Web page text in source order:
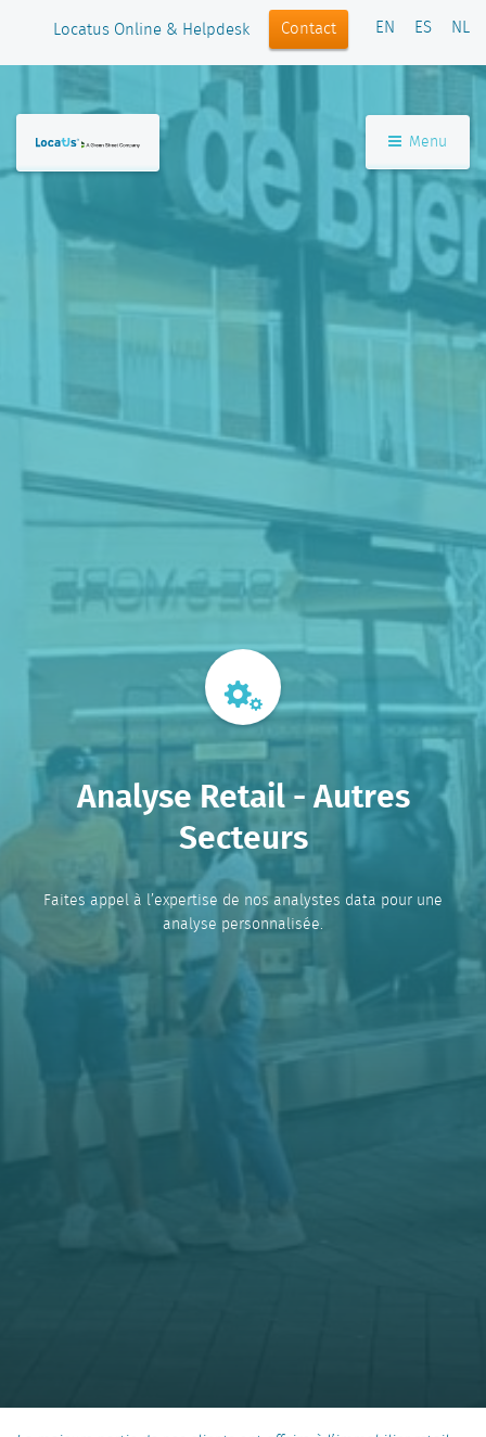
Locatus Online & Helpdesk Contact EN ES NL
Menu
Analyse Retail - Autres
Secteurs
Faites appel à l’expertise de nos analystes data pour une
analyse personnalisée.